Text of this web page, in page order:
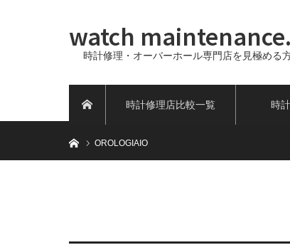
watch
時計修理・オーバーホール専門店を見極める
時計修理店比較一覧 時
ホームOROLOGIAIO